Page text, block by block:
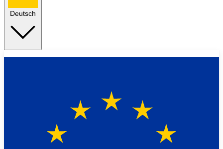
Deutsch